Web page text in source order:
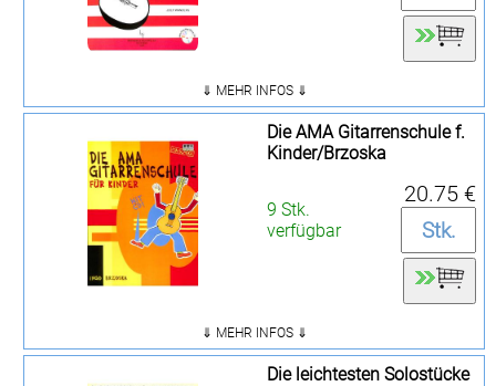
⇓ MEHR INFOS ⇓
Die AMA Gitarrenschule f.
Kinder/Brzoska
9 Stk.
verfügbar
20.75 €
⇓ MEHR INFOS ⇓
Die leichtesten Solostücke